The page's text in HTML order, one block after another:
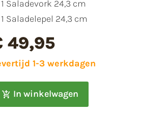
1 Saladevork 24,3 cm
1 Saladelepel 24,3 cm
49,95
1-3 werkdagen
In winkelwagen